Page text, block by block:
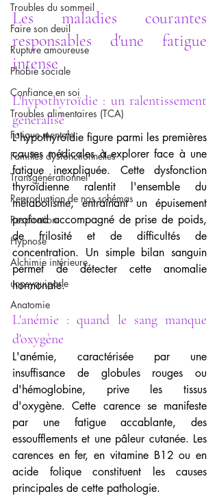
Troubles du sommeil
Faire son deuil
Rupture amoureuse
Phobie sociale
Confiance en soi
Troubles alimentaires (TCA)
Fatigue mentale
Familles dysfonctionnelles
Transgénérationnel
Reproduction de nos schémas
Respiration
Hypnose
Alchimie intérieure
unpsyquiparle
Anatomie
Les maladies courantes
responsables d'une fatigue
intense
L'hypothyroïdie : un ralentissement
généralisé
L'hypothyroïdie figure parmi les premières
causes médicales à explorer face à une
fatigue inexpliquée. Cette dysfonction
thyroïdienne ralentit l'ensemble du
métabolisme, entraînant un épuisement
profond accompagné de prise de poids,
de frilosité et de difficultés de
concentration. Un simple bilan sanguin
permet de détecter cette anomalie
hormonale.
L'anémie : quand le sang manque
d'oxygène
L'anémie, caractérisée par une
insuffisance de globules rouges ou
d'hémoglobine, prive les tissus
d'oxygène. Cette carence se manifeste
par une fatigue accablante, des
essoufflements et une pâleur cutanée. Les
carences en fer, en vitamine B12 ou en
acide folique constituent les causes
principales de cette pathologie.